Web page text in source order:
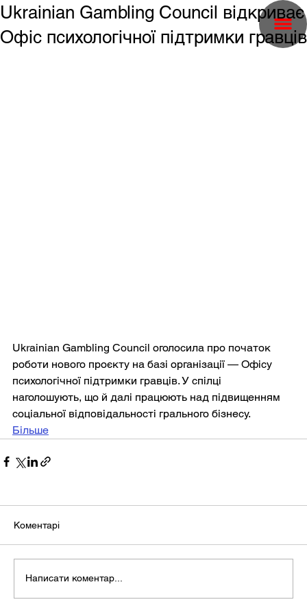
Ukrainian Gambling Council відкриває
Офіс психологічної підтримки гравців
Ukrainian Gambling Council оголосила про початок
роботи нового проєкту на базі організації — Офісу
психологічної підтримки гравців. У спілці
наголошують, що й далі працюють над підвищенням
соціальної відповідальності грального бізнесу.
Більше
Коментарі
Написати коментар...